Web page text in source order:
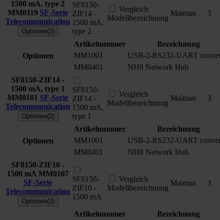
1500 mA, type 2
MM0119 SF-Serie
Telecommunication
Optionen(2)
SF8150-
ZIF14 -
1500 mA,
type 2
Vergleich
Modellbezeichnung
Maiman 3
Optionen
Artikelnummer
Bezeichnung
MM1001
USB-2-RS232-UART
MM0401
NH8 Network Hub
SF8150-ZIF14 -
1500 mA, type 1
MM0101 SF-Serie
Telecommunication
Optionen(2)
SF8150-
ZIF14 -
1500 mA,
type 1
Vergleich
Modellbezeichnung
Maiman 3
Optionen
Artikelnummer
Bezeichnung
MM1001
USB-2-RS232-UART
MM0401
NH8 Network Hub
SF8150-ZIF10 -
1500 mA MM0107
SF-Serie
Telecommunication
Optionen(2)
SF8150-
ZIF10 -
1500 mA
Vergleich
Modellbezeichnung
Maiman 3
Artikelnummer Bezeichnung